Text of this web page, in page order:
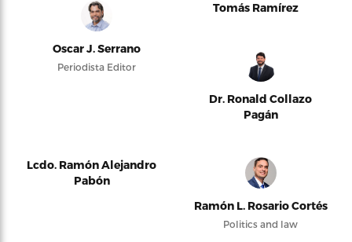
Oscar J. Serrano
Periodista Editor
Tomás Ramírez
Dr. Ronald Collazo
Pagán
Lcdo. Ramón Alejandro
Pabón
Ramón L. Rosario Cortés
Politics and law